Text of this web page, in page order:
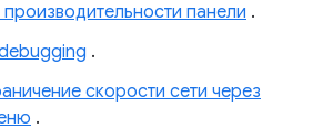
панели .
.
скорости сети через
.